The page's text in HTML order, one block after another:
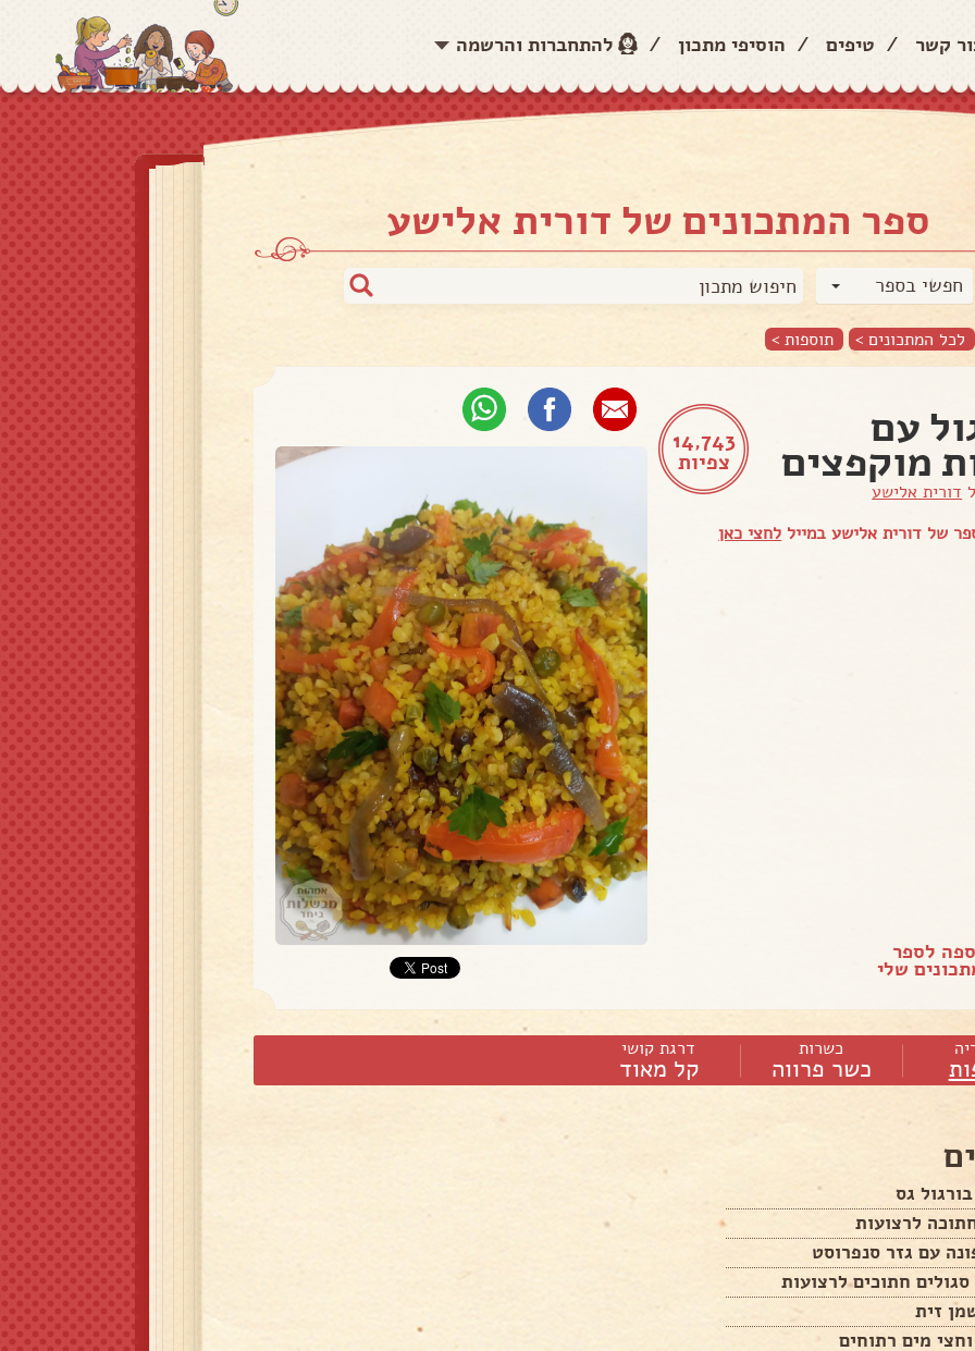
קשר / טיפים / הוסיפי מתכון / להתחברות והרשמה
ספר המתכונים של דורית אלישע
חפשי בספר
לכל המתכונים > תוספות >
14,743
צפיות
עם
מוקפצים
דורית אלישע
של דורית אלישע במייל לחצי כאן
לספר
שלי
כשרות
כשר פרווה
דרגת קושי
קל מאוד